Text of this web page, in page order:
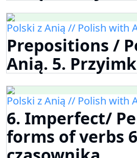
Polski z Anią // Polish with
Prepositions /
Anią. 5.
Polski z Anią // Polish with
6. Imperfect/
forms of verbs